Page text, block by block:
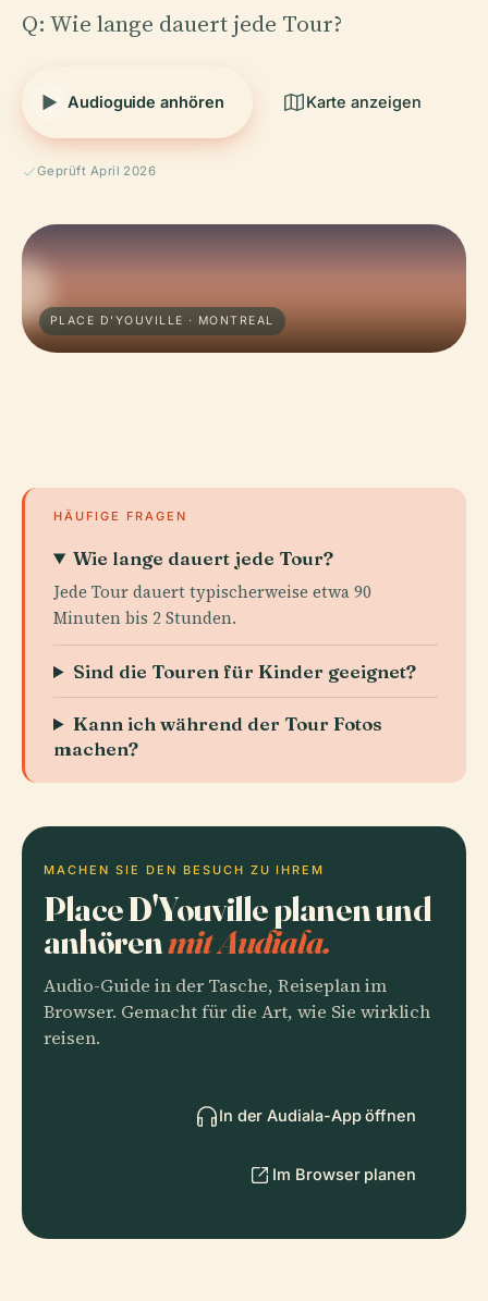
Q: Wie lange dauert jede Tour?
Audioguide anhören Karte anzeigen
Geprüft April 2026
PLACE D'YOUVILLE · MONTREAL
HÄUFIGE FRAGEN
Wie lange dauert jede Tour?
Jede Tour dauert typischerweise etwa 90
Minuten bis 2 Stunden.
Sind die Touren für Kinder geeignet?
Kann ich während der Tour Fotos
machen?
MACHEN SIE DEN BESUCH ZU IHREM
Place D'Youville planen und
anhörenmit Audiala.
Audio-Guide in der Tasche, Reiseplan im
Browser. Gemacht für die Art, wie Sie wirklich
reisen.
In der Audiala-App öffnen
Im Browser planen